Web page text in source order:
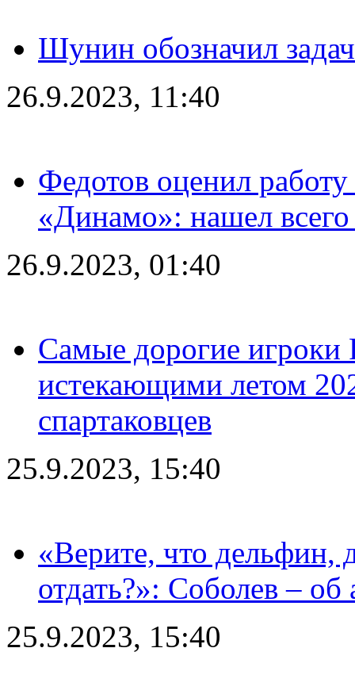
Шунин обозначил
26.9.2023, 11:40
Федотов оценил
«Динамо»: нашел
26.9.2023, 01:40
Самые дорогие игроки
истекающими летом
спартаковцев
25.9.2023, 15:40
«Верите, что дельфин,
отдать?»: Соболев – об
25.9.2023, 15:40